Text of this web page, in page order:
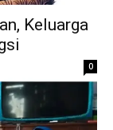
Keluarga
0